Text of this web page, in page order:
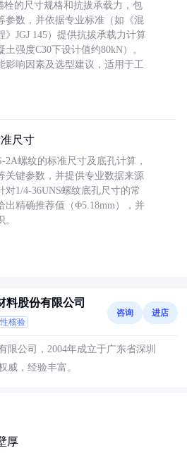
栓的尺寸规格和抗拔承载力，包
参数，并依据专业标准（如《混
JGJ 145）提供抗拔承载力计算
强度C30下设计值约80kN）。
影响因素及选型建议，适用于工
尺寸
2A螺纹的标准尺寸及底孔计算，
关键参数，并提供专业数据来源
对1/4-36UNS螺纹底孔尺寸的常
出精确推荐值（Φ5.18mm），并
料股份有限公司
核验
咨询 进店
限公司，2004年成立于广东省深圳
威，经验丰富。
厚